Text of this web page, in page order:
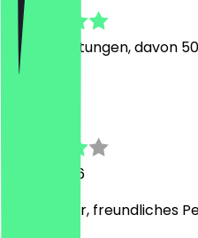
322
Bewertungen, davon
31. Juli 2026
Sehr lecker, freundliches